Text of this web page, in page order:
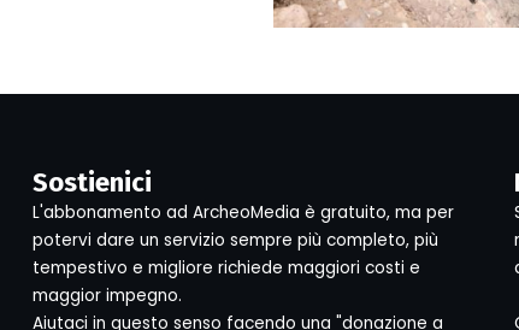
Sostienici
L'abbonamento ad ArcheoMedia è gratuito, ma per
potervi dare un servizio sempre più completo, più
tempestivo e migliore richiede maggiori costi e
maggior impegno.
Aiutaci in questo senso facendo una "donazione a